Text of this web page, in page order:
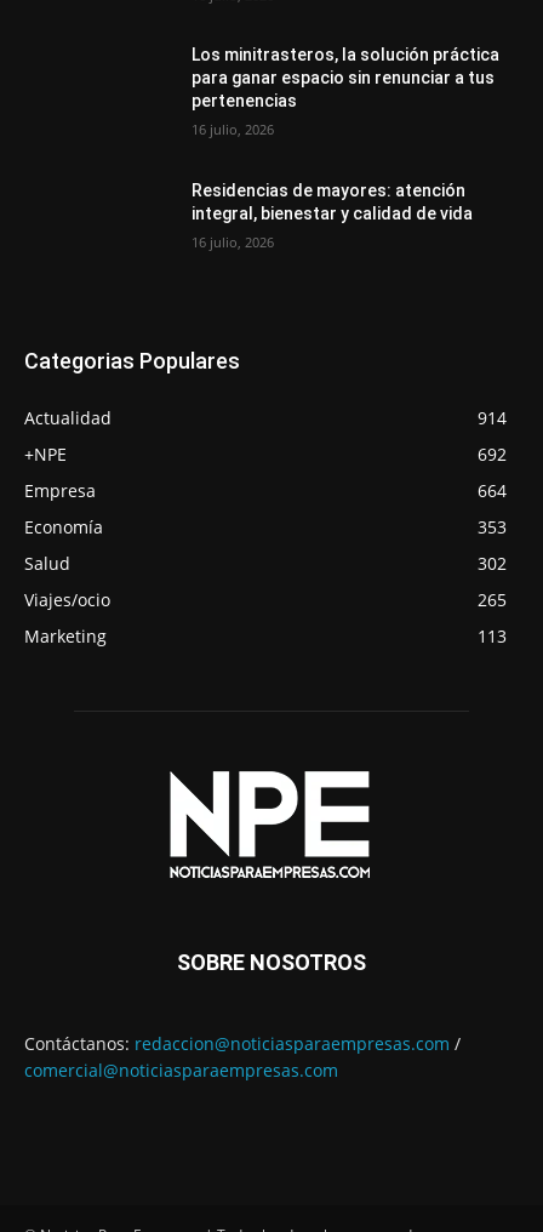
Los minitrasteros, la solución práctica
para ganar espacio sin renunciar a tus
pertenencias
16 julio, 2026
Residencias de mayores: atención
integral, bienestar y calidad de vida
16 julio, 2026
Categorias Populares
Actualidad
914
+NPE
692
Empresa
664
Economía
353
Salud
302
Viajes/ocio
265
Marketing
113
SOBRE NOSOTROS
Contáctanos: redaccion@noticiasparaempresas.com /
comercial@noticiasparaempresas.com